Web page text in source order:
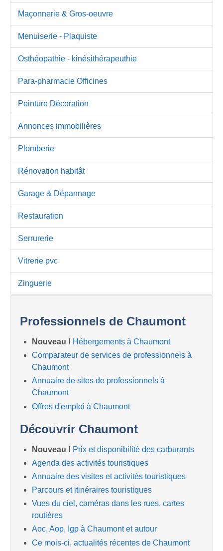
Maçonnerie & Gros-oeuvre
Menuiserie - Plaquiste
Osthéopathie - kinésithérapeuthie
Para-pharmacie Officines
Peinture Décoration
Annonces immobilières
Plomberie
Rénovation habitât
Garage & Dépannage
Restauration
Serrurerie
Vitrerie pvc
Zinguerie
Professionnels de Chaumont
Nouveau ! Hébergements à Chaumont
Comparateur de services de professionnels à
Chaumont
Annuaire de sites de professionnels à
Chaumont
Offres d'emploi à Chaumont
Découvrir Chaumont
Nouveau ! Prix et disponibilité des carburants
Agenda des activités touristiques
Annuaire des visites et activités touristiques
Parcours et itinéraires touristiques
Vues du ciel, caméras dans les rues, cartes
routières
Aoc, Aop, Igp à Chaumont et autour
Ce mois-ci, actualités récentes de Chaumont